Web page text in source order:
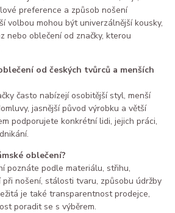
preference a způsob nošení
volbou mohou být univerzálnější kousky,
nebo oblečení od značky, kterou
od českých tvůrců a menších
často nabízejí osobitější styl, menší
jasnější původ výrobku a větší
podporujete konkrétní lidi, jejich práci,
oblečení?
poznáte podle materiálu, střihu,
nošení, stálosti tvaru, způsobu údržby
je také transparentnost prodejce,
poradit se s výběrem.